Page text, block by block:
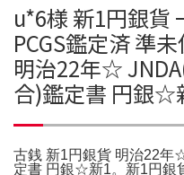
u*6様 新1円銀貨
PCGS鑑定済 準
明治22年☆
合)鑑定書 円銀☆
古銭 新1円銀貨 明治22年
定書 円銀☆新1。新1円銀